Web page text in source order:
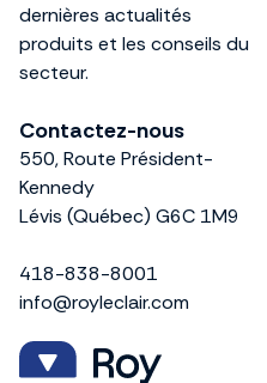
dernières actualités
produits et les conseils du
secteur.
Contactez-nous
550, Route Président-
Kennedy
Lévis (Québec) G6C 1M9
418-838-8001
info@royleclair.com